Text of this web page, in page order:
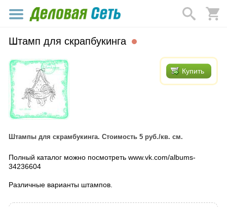
Штамп для скрапбукинга
Купить
Штампы для скрамбукинга. Стоимость 5 руб./кв. см.
Полный каталог можно посмотреть www.vk.com/albums-
34236604
Различные варианты штампов.